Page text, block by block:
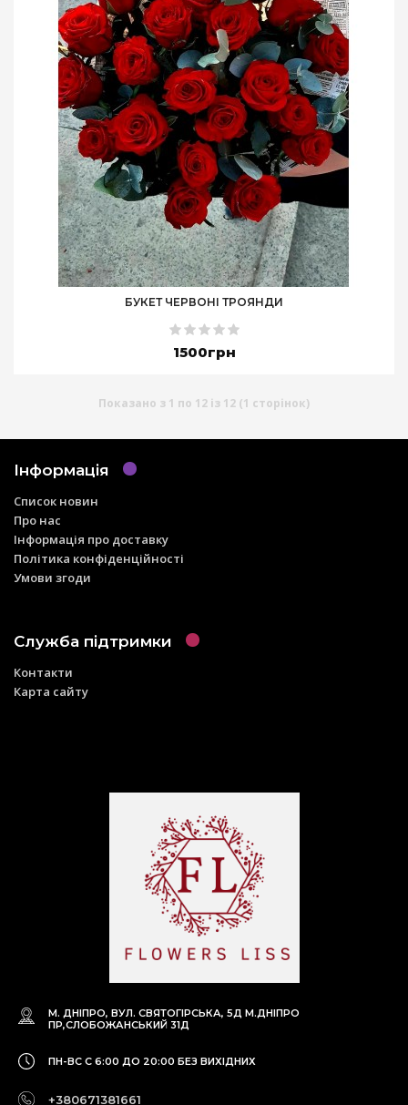
БУКЕТ ЧЕРВОНІ ТРОЯНДИ
1500грн
Показано з 1 по 12 із 12 (1 сторінок)
Інформація
Список новин
Про нас
Інформація про доставку
Політика конфіденційності
Умови згоди
Служба підтримки
Контакти
Карта сайту
М. ДНІПРО, ВУЛ. СВЯТОГІРСЬКА, 5Д М.ДНІПРО
ПР,СЛОБОЖАНСЬКИЙ 31Д
ПН-ВС С 6:00 ДО 20:00 БЕЗ ВИХІДНИХ
+380671381661